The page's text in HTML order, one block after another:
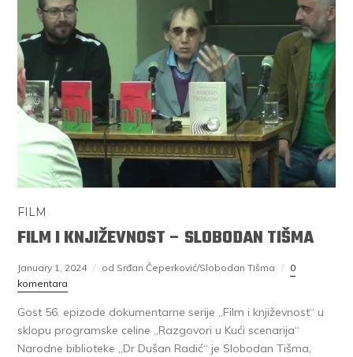
FILM
FILM I KNJIŽEVNOST – SLOBODAN TIŠMA
January 1, 2024 od Srđan Čeperković/Slobodan Tišma
0
komentara
Gost 56. epizode dokumentarne serije „Film i književnost“ u
sklopu programske celine „Razgovori u Kući scenarija“
Narodne biblioteke „Dr Dušan Radić“ je Slobodan Tišma,